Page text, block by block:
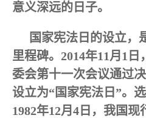
意义深远的日子。
国家宪法日的设立，
里程碑。2014年11月1
委会第十一次会议通过
设立为“国家宪法日”。
1982年12月4日，我国